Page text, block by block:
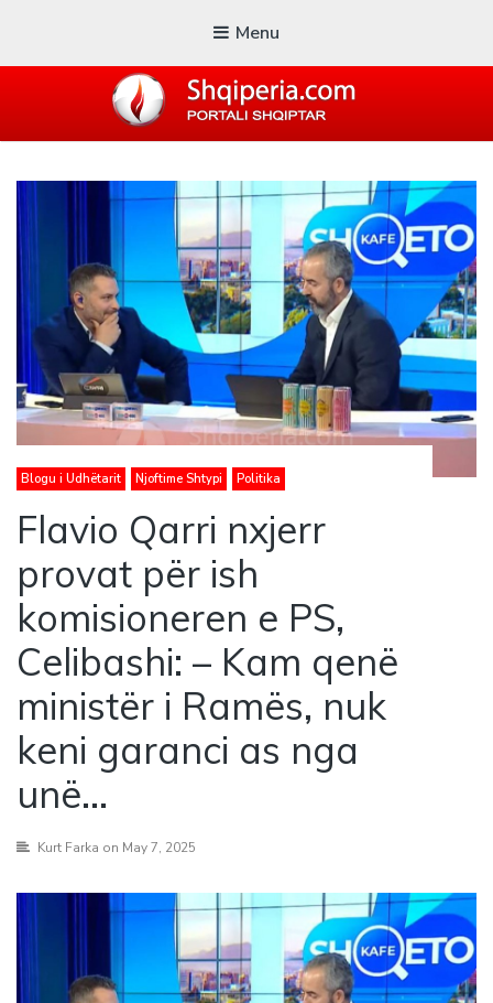
Menu
Blogu i ShqiperiaCom
Blogu i Udhëtarit Njoftime Shtypi Politika
Flavio Qarri nxjerr
provat për ish
komisioneren e PS,
Celibashi: – Kam qenë
ministër i Ramës, nuk
keni garanci as nga
unë…
Kurt Farka on May 7, 2025